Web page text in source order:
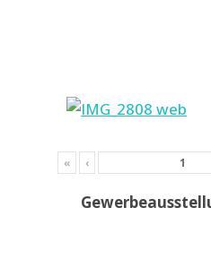
« ‹